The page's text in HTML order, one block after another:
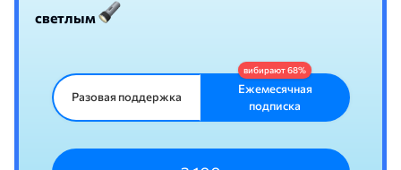
светлым
Разовая поддержка
Ежемесячная
подписка